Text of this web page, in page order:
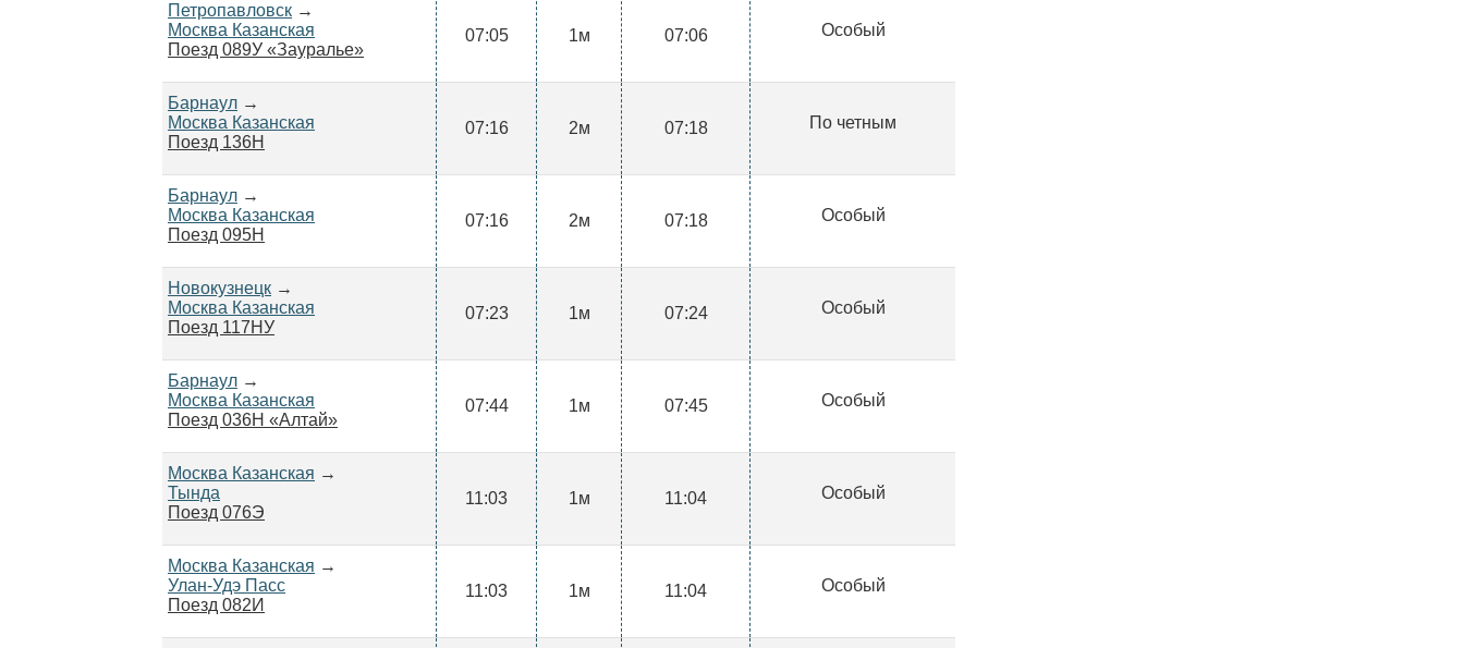
Петропавловск →
Москва Казанская
Поезд 089У «Зауралье»
07:05 1м 07:06 Особый
Барнаул →
Москва Казанская
Поезд 136Н
07:16 2м 07:18 По четным
Барнаул →
Москва Казанская
Поезд 095Н
07:16 2м 07:18 Особый
Новокузнецк →
Москва Казанская
Поезд 117НУ
07:23 1м 07:24 Особый
Барнаул →
Москва Казанская
Поезд 036Н «Алтай»
07:44 1м 07:45 Особый
Москва Казанская →
Тында
Поезд 076Э
11:03 1м 11:04 Особый
Москва Казанская →
Улан-Удэ Пасс
Поезд 082И
11:03 1м 11:04 Особый